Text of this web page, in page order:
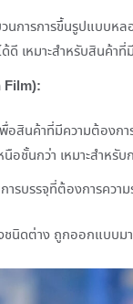
การการขึ้นรูปแบบหล
เหมาะสำหรับสินค้า
สินค้าที่มีความต้องกา
นกว่า เหมาะสำหรับก
บรรจุที่ต้องการควา
ชนิดต่าง ถูกออกแบบ